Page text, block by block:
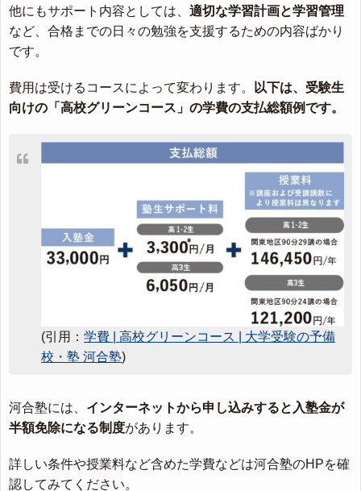
他にもサポート内容としては、 適切な学習計画と学習管理
など、合格までの日々の勉強を支援するための内容ばかり
です。
費用は受けるコースによって変わります。 以下は、受験生
向けの「高校グリーンコース」の学費の支払総額例です。
(引用： 学費 | 高校グリーンコース | 大学受験の予備
校・塾 河合塾)
河合塾には、 インターネットから申し込みすると入塾金が
半額免除になる制度があります。
詳しい条件や授業料など含めた学費などは河合塾のHPを確
認してみてください。